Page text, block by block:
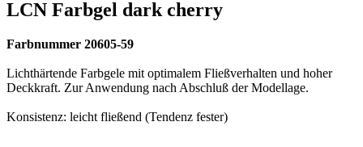
LCN Farbgel dark cherry
Farbnummer 20605-59
Lichthärtende Farbgele mit optimalem Fließverhalten und hoher
Deckkraft. Zur Anwendung nach Abschluß der Modellage.
Konsistenz: leicht fließend (Tendenz fester)